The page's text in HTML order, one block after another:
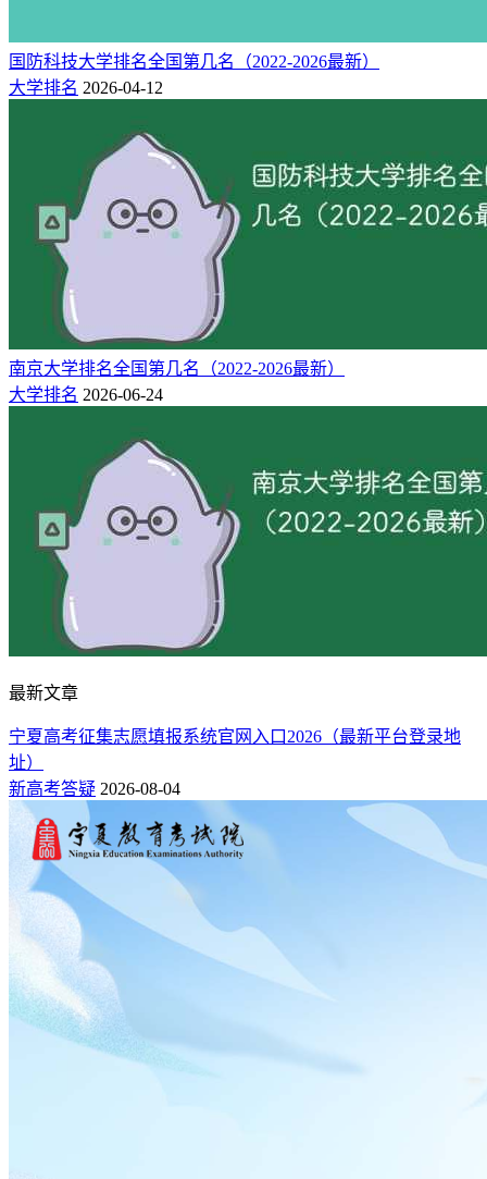
国防科技大学排名全国第几名（2022-2026最新）
大学排名 2026-04-12
南京大学排名全国第几名（2022-2026最新）
大学排名 2026-06-24
最新文章
宁夏高考征集志愿填报系统官网入口2026（最新平台登录地
址）
新高考答疑 2026-08-04